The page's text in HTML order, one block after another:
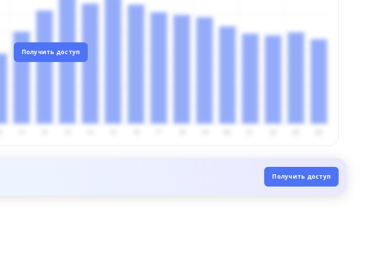
Получить доступ
Получить доступ